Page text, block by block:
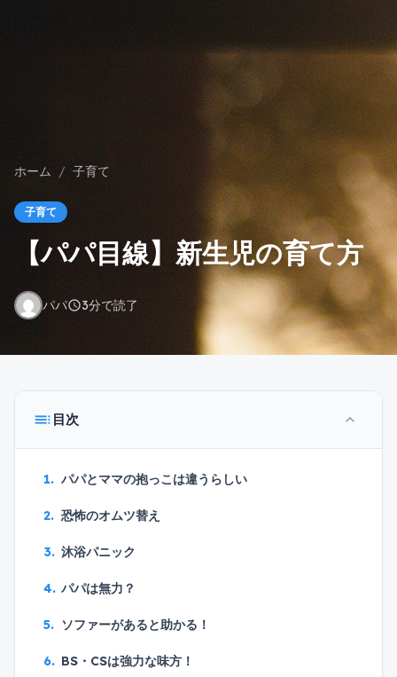
ホーム / 子育て
子育て
【パパ目線】新生児の育て方
パパschedule3分で読了
toc 目次 expand_less
パパとママの抱っこは違うらしい
恐怖のオムツ替え
沐浴パニック
パパは無力？
ソファーがあると助かる！
BS・CSは強力な味方！